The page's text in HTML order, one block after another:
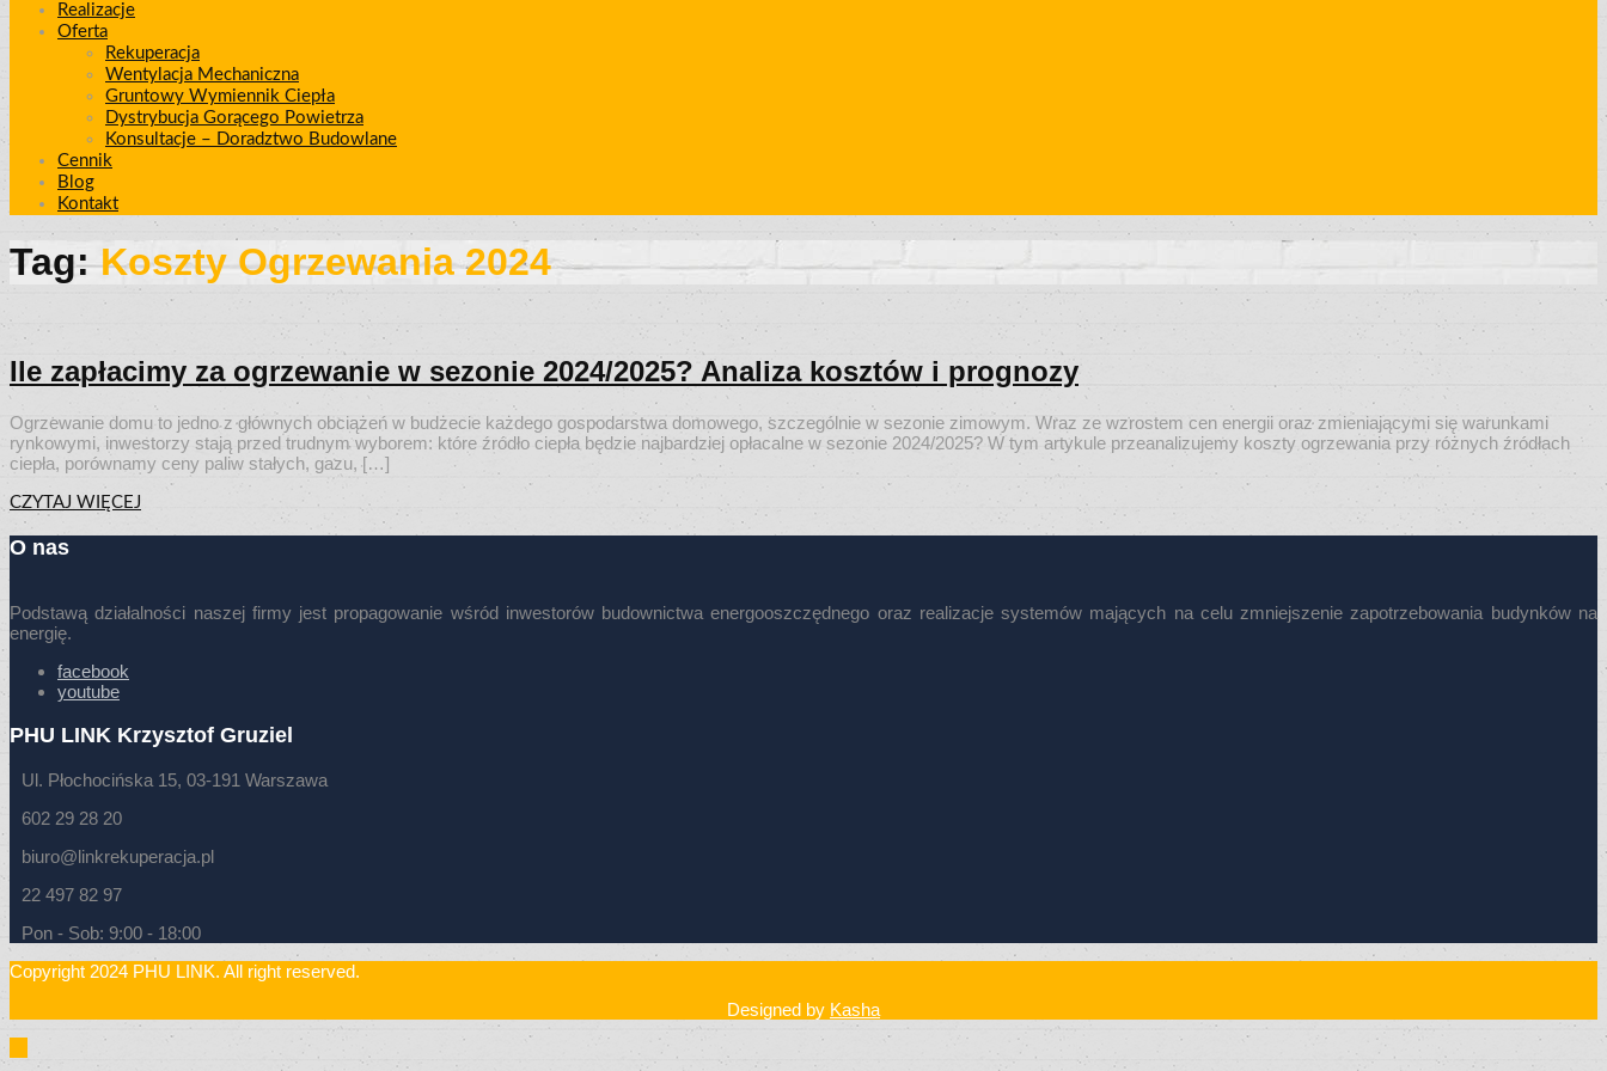
Realizacje
Oferta
Rekuperacja
Wentylacja Mechaniczna
Gruntowy Wymiennik Ciepła
Dystrybucja Gorącego Powietrza
Konsultacje – Doradztwo Budowlane
Cennik
Blog
Kontakt
Tag:Koszty Ogrzewania 2024
Ile zapłacimy za ogrzewanie w sezonie 2024/2025? Analiza kosztów i prognozy
Ogrzewanie domu to jedno z głównych obciążeń w budżecie każdego gospodarstwa domowego, szczególnie w sezonie zimowym. Wraz ze wzrostem cen energii oraz zmieniającymi się warunkami
rynkowymi, inwestorzy stają przed trudnym wyborem: które źródło ciepła będzie najbardziej opłacalne w sezonie 2024/2025? W tym artykule przeanalizujemy koszty ogrzewania przy różnych źródłach
ciepła, porównamy ceny paliw stałych, gazu, […]
CZYTAJ WIĘCEJ
O nas
Podstawą działalności naszej firmy jest propagowanie wśród inwestorów budownictwa energooszczędnego oraz realizacje systemów mających na celu zmniejszenie zapotrzebowania budynków na
energię.
facebook
youtube
PHU LINK Krzysztof Gruziel
Ul. Płochocińska 15, 03-191 Warszawa
602 29 28 20
biuro@linkrekuperacja.pl
22 497 82 97
Pon - Sob: 9:00 - 18:00
Copyright 2024 PHU LINK. All right reserved.
Designed by Kasha